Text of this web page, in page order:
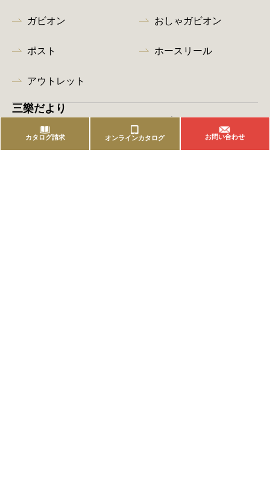
ガビオン おしゃガビオン
ポスト ホースリール
アウトレット
三樂だより
コラム レポート
施工例
カタログ請求 オンラインカタログ お問い合わせ